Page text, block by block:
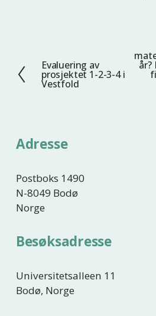
F
o
g
Evaluering av
prosjektet 1-2-3-4 i
Vestfold
e år?
Adresse
Postboks 1490
N-8049 Bodø
Norge
Besøksadresse
Universitetsalleen 11
Bodø, Norge